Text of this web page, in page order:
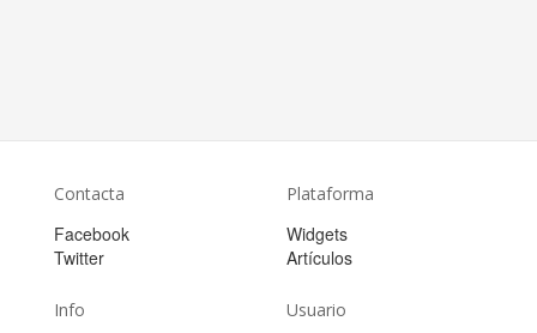
Contacta
Facebook
Twitter
Plataforma
Widgets
Artículos
Info Usuario